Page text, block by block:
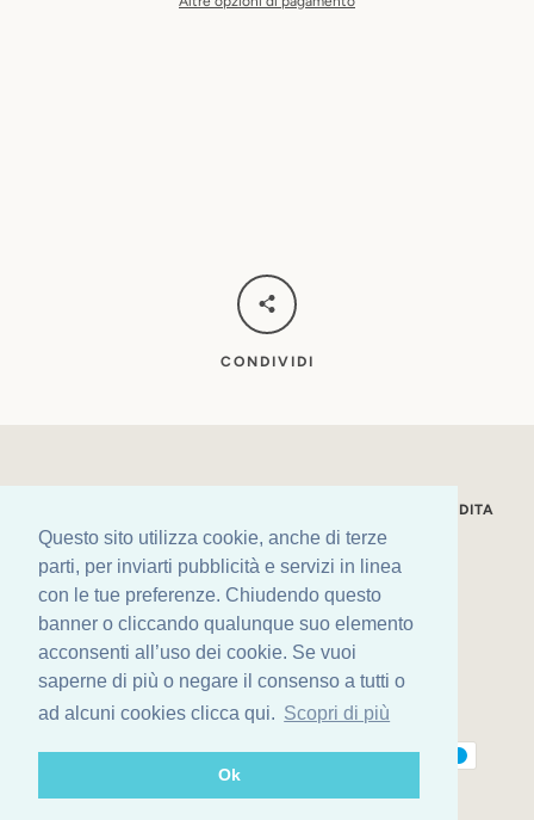
Questo sito utilizza cookie, anche di terze
parti, per inviarti pubblicità e servizi in linea
con le tue preferenze. Chiudendo questo
banner o cliccando qualunque suo elemento
acconsenti all’uso dei cookie. Se vuoi
saperne di più o negare il consenso a tutti o
ad alcuni cookies clicca qui. Scopri di più
Ok
CONDIVIDI
CONDIZIONI GENERALI DI VENDITA
SPEDIZIONI PRIVACY POLICY LEGAL
FacebookInstagram
Copyright © 2026,Nuova Pasticceria Lady
RealizzazioneTunca Digital Agency
Modalità
pagamento